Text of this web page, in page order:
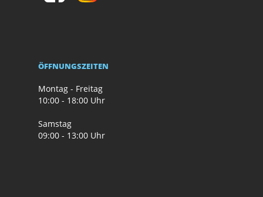
ÖFFNUNGSZEITEN
Montag - Freitag
10:00 - 18:00 Uhr
Samstag
09:00 - 13:00 Uhr